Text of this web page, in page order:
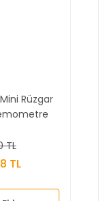
Rüzgar
TL
TL